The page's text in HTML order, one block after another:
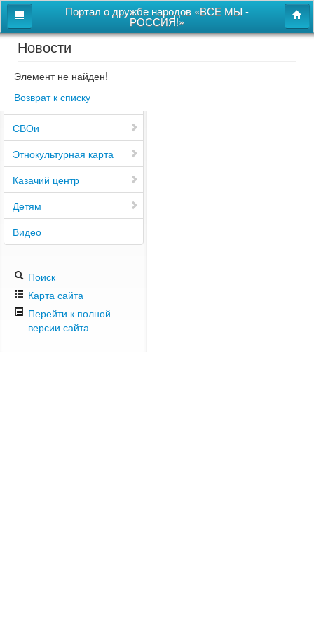
Портал о дружбе народов «ВСЕ МЫ -
РОССИЯ!»
Главная
Дом дружбы народов
Новости
СВОи
Этнокультурная карта
Казачий центр
Детям
Видео
Поиск
Карта сайта
Перейти к полной
версии сайта
Новости
Элемент не найден!
Возврат к списку